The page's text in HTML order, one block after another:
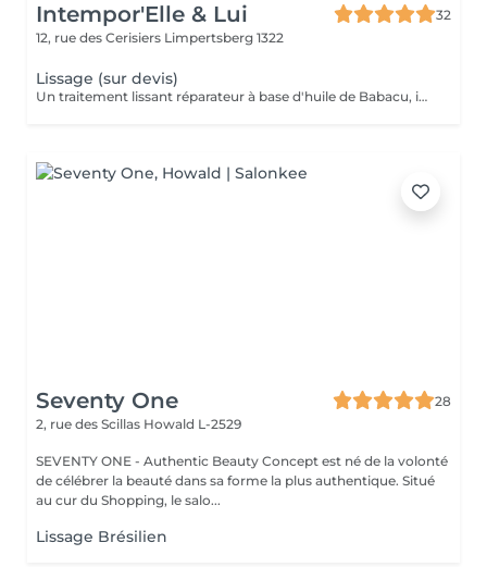
Intempor'Elle & Lui
32
12, rue des Cerisiers Limpertsberg 1322
Lissage (sur devis)
Un traitement lissant réparateur à base d'huile de Babacu, idéal pour discipliner, hydrater et réparer les cheveux. Il réduit le volume, élimine les frisottis et apporte une brillance intense tout en conservant un effet naturel. Parfait pour les cheveux secs, ondulés, frisés ou sensibilisés, qu'ils soient colorés, décolorés ou naturel. Résultat : des cheveux doux, souples et faciles à coiffer pendant 4 à 6 mois. Pour la prise de rendez-vous, nous vous invitons à nous appeler ou nous envoyer un SMS. Veuillez prendre note que les prix indiqués sur Salonkee sont communiqués à titre informatif et s'entendent de base. Ces derniers sont susceptibles de varier selon le diagnostic réalisé à votre arrivée au salon et l'expertise du professionnel à qui vous confiez votre beauté. Dans tous les cas, un devis précis vous sera proposé et toutes réalisations de prestations seront effectuées avec votre accord. Un grand merci d'avance pour votre compréhension. Au plaisir de vous recevoir très vite.
Seventy One
28
2, rue des Scillas Howald L-2529
SEVENTY ONE - Authentic Beauty Concept est né de la volonté
de célébrer la beauté dans sa forme la plus authentique. Situé
au cur du Shopping, le salo...
Lissage Brésilien